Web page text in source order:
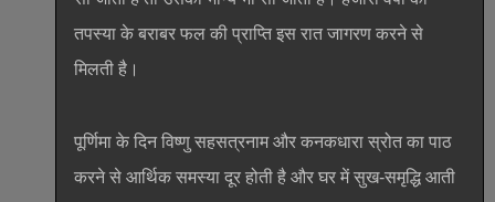
तपस्या के बराबर फल की प्राप्ति इस रात जागरण करने से
मिलती है।
पूर्णिमा के दिन विष्णु सहसत्रनाम और कनकधारा स्रोत का पाठ
करने से आर्थिक समस्या दूर होती है और घर में सुख-समृद्धि आती